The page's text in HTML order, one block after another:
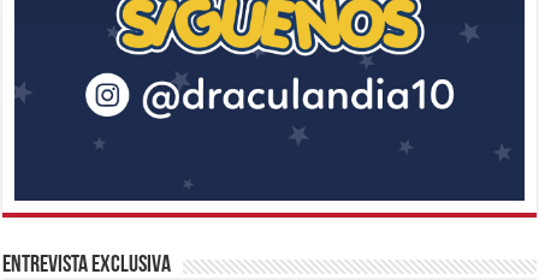
Entrevista Exclusiva